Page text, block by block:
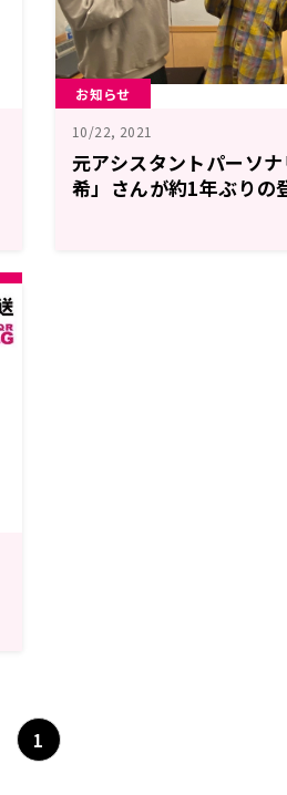
お知らせ
10/22, 2021
元アシスタントパーソ
希」さんが約1年ぶりの
1